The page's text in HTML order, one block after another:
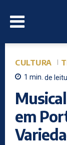
CULTURA
1 min. de
em